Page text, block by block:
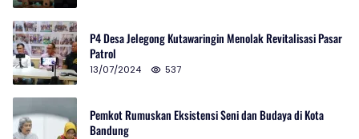
P4 Desa Jelegong Kutawaringin Menolak Revitalisasi Pasar
Patrol
13/07/2024 537
Pemkot Rumuskan Eksistensi Seni dan Budaya di Kota
Bandung